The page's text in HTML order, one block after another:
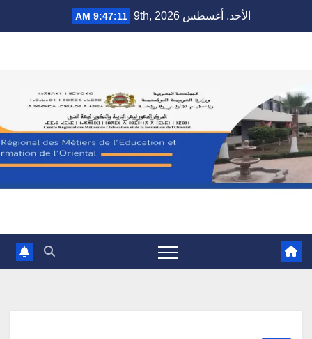
to
الأحد. أغسطس 9th, 2026 9:47:12 AM